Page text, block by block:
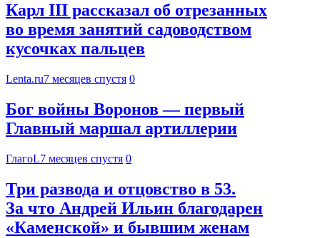
Карл III рассказал об отрезанных
во время занятий садоводством
кусочках пальцев
Lenta.ru7 месяцев спустя 0
Бог войны Воронов — первый
Главный маршал артиллерии
ГлагоL7 месяцев спустя 0
Три развода и отцовство в 53.
За что Андрей Ильин благодарен
«Каменской» и бывшим женам